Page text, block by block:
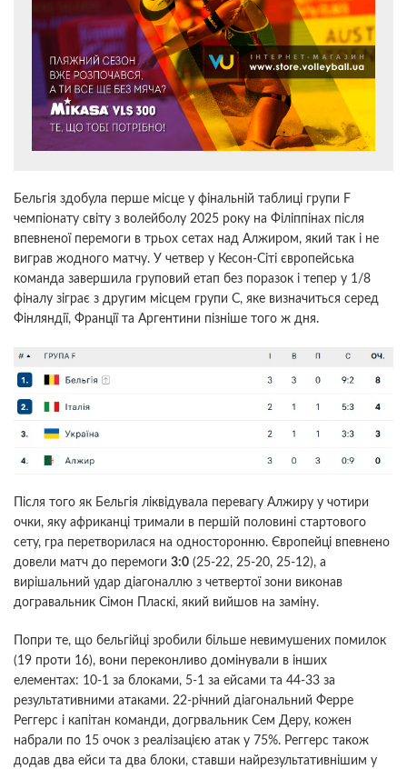
Бельгія здобула перше місце у фінальній таблиці групи F
чемпіонату світу з волейболу 2025 року на Філіппінах після
впевненої перемоги в трьох сетах над Алжиром, який так і не
виграв жодного матчу. У четвер у Кесон-Сіті європейська
команда завершила груповий етап без поразок і тепер у 1/8
фіналу зіграє з другим місцем групи С, яке визначиться серед
Фінляндії, Франції та Аргентини пізніше того ж дня.
Після того як Бельгія ліквідувала перевагу Алжиру у чотири
очки, яку африканці тримали в першій половині стартового
сету, гра перетворилася на односторонню. Європейці впевнено
довели матч до перемоги 3:0 (25-22, 25-20, 25-12), а
вирішальний удар діагоналлю з четвертої зони виконав
догравальник Сімон Пласкі, який вийшов на заміну.
Попри те, що бельгійці зробили більше невимушених помилок
(19 проти 16), вони переконливо домінували в інших
елементах: 10-1 за блоками, 5-1 за ейсами та 44-33 за
результативними атаками. 22-річний діагональний Ферре
Реггерс і капітан команди, догрвальник Сем Деру, кожен
набрали по 15 очок з реалізацією атак у 75%. Реггерс також
додав два ейси та два блоки, ставши найрезультативнішим у